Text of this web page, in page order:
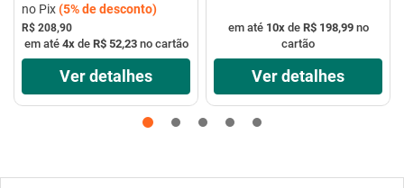
no Pix(5%de desconto)
R$ 208,90
em até 4xde R$ 52,23no cartão
Ver detalhes
em até 10xde R$ 198,99no
cartão
Ver detalhes